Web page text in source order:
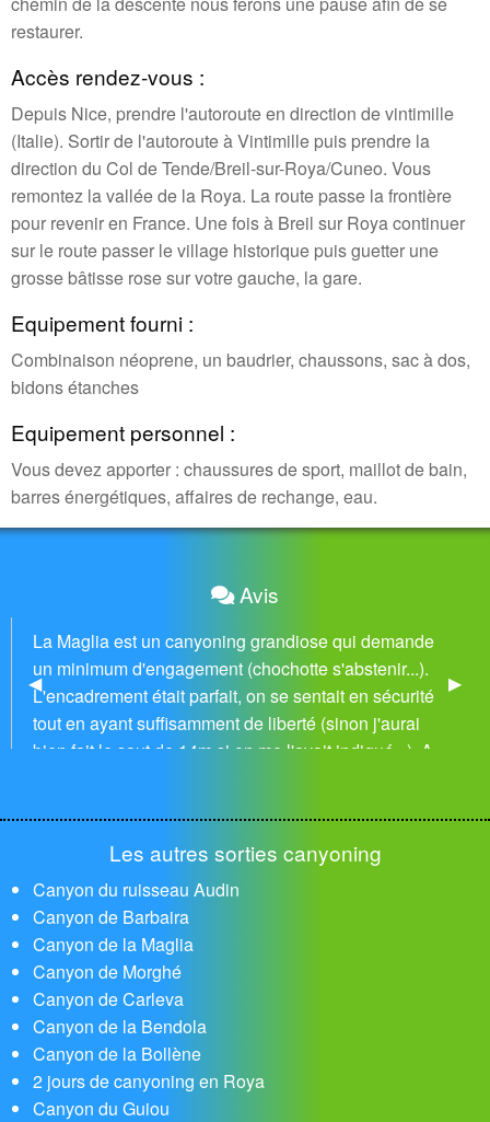
restaurer.
Accès rendez-vous :
Depuis Nice, prendre l'autoroute en direction de vintimille
(Italie). Sortir de l'autoroute à Vintimille puis prendre la
direction du Col de Tende/Breil-sur-Roya/Cuneo. Vous
remontez la vallée de la Roya. La route passe la frontière
pour revenir en France. Une fois à Breil sur Roya continuer
sur le route passer le village historique puis guetter une
grosse bâtisse rose sur votre gauche, la gare.
Equipement fourni :
Combinaison néoprene, un baudrier, chaussons, sac à dos,
bidons étanches
Equipement personnel :
Vous devez apporter : chaussures de sport, maillot de bain,
barres énergétiques, affaires de rechange, eau.
Avis
Previous Slide
◀︎ Next
▶︎
La Maglia est un canyoning grandiose qui demande
un minimum d'engagement (chochotte s'abstenir...).
L'encadrement était parfait, on se sentait en sécurité
tout en ayant suffisamment de liberté (sinon j'aurai
bien fait le saut de 14m si on me l'avait indiqué...). A
Les autres sorties canyoning
Canyon du ruisseau Audin
Canyon de Barbaira
Canyon de la Maglia
Canyon de Morghé
Canyon de Carleva
Canyon de la Bendola
Canyon de la Bollène
2 jours de canyoning en Roya
Canyon du Guiou